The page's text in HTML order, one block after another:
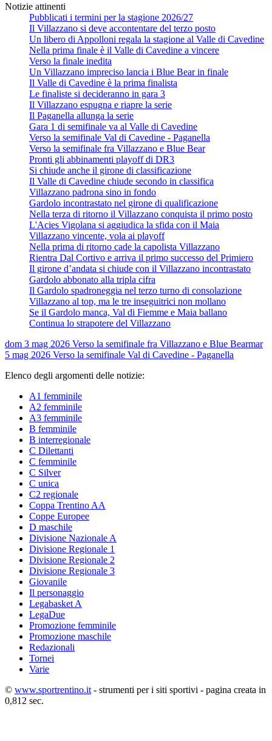
Notizie attinenti
Pubblicati i termini per la stagione 2026/27
Il Villazzano si deve accontentare del terzo posto
Un libero di Appolloni regala la stagione al Valle di Cavedine
Nella prima finale è il Valle di Cavedine a vincere
Verso la finale inedita
Un Villazzano impreciso lancia i Blue Bear in finale
Il Valle di Cavedine è la prima finalista
Le finaliste si decideranno in gara 3
Il Villazzano espugna e riapre la serie
Il Paganella allunga la serie
Gara 1 di semifinale va al Valle di Cavedine
Verso la semifinale Val di Cavedine - Paganella
Verso la semifinale fra Villazzano e Blue Bear
Pronti gli abbinamenti playoff di DR3
Si chiude anche il girone di classificazione
Il Valle di Cavedine chiude secondo in classifica
Villazzano padrona sino in fondo
Gardolo incontrastato nel girone di qualificazione
Nella terza di ritorno il Villazzano conquista il primo posto
L'Acies Vigolana si aggiudica la sfida con il Maia
Villazzano vincente, vola ai playoff
Nella prima di ritorno cade la capolista Villazzano
Rientra Dal Cortivo e arriva il primo successo del Primiero
Il girone d’andata si chiude con il Villazzano incontrastato
Gardolo abbonato alla tripla cifra
Il Gardolo spadroneggia nel terzo turno di consolazione
Villazzano al top, ma le tre inseguitrici non mollano
Se il Gardolo manca, Val di Fiemme e Maia ballano
Continua lo strapotere del Villazzano
dom 3 mag 2026 Verso la semifinale fra Villazzano e Blue Bearmar
5 mag 2026 Verso la semifinale Val di Cavedine - Paganella
Elenco degli argomenti delle notizie:
A1 femminile
A2 femminile
A3 femminile
B femminile
B interregionale
C Dilettanti
C femminile
C Silver
C unica
C2 regionale
Coppa Trentino AA
Coppe Europee
D maschile
Divisione Nazionale A
Divisione Regionale 1
Divisione Regionale 2
Divisione Regionale 3
Giovanile
Il personaggio
Legabasket A
LegaDue
Promozione femminile
Promozione maschile
Redazionali
Tornei
Varie
© www.sportrentino.it - strumenti per i siti sportivi - pagina creata in
0,812 sec.